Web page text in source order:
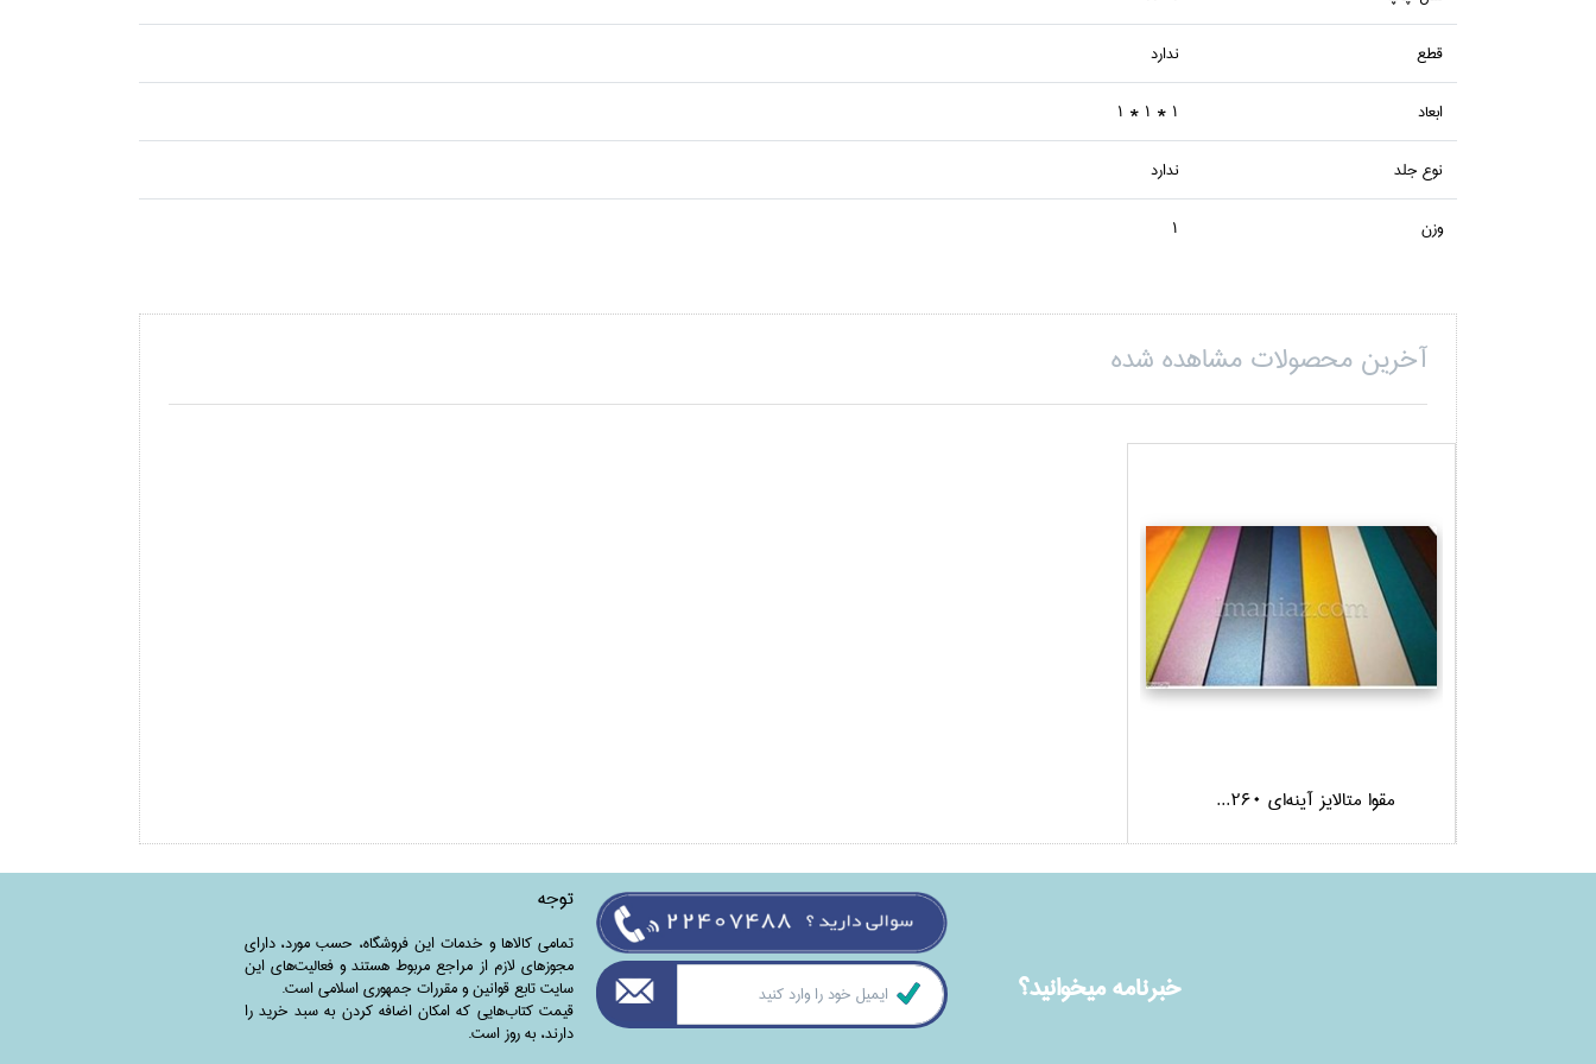
قطع ندارد
ابعاد 1 * 1 * 1
نوع جلد ندارد
وزن 1
آخرین محصولات مشاهده شده
مقوا متالايز آينه‌اي 260...
خبرنامه ميخوانيد؟
توجه
تمامی‌ کالاها و خدمات این فروشگاه، حسب مورد،‌ دارای
مجوزهای لازم از مراجع مربوط هستند ‌و‌‌ فعالیت‌های این
سایت تابع قوانین و مقررات جمهوری اسلامی است.
قیمت کتاب‌هایی که امکان اضافه کردن به سبد خرید را
دارند،‌ به روز است.